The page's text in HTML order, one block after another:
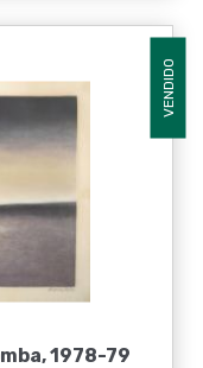
VENDIDO
1978-79